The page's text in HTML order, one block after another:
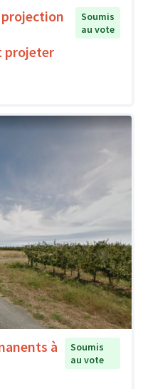
projeter
Soumis
au vote
à
Soumis
au vote